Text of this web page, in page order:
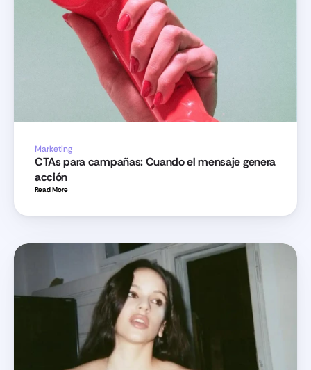
Marketing
CTAs para campañas: Cuando el mensaje genera
acción
Read More